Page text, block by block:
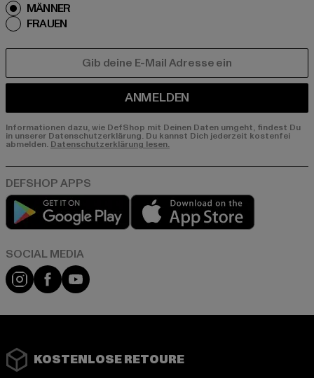
MÄNNER
FRAUEN
ANMELDEN
Informationen dazu, wie DefShop mit Deinen Daten umgeht, findest Du
in unserer Datenschutzerklärung. Du kannst Dich jederzeit kostenfei
abmelden. Datenschutzerklärung lesen.
Play market
Instagram
FacebookYouTube
KOSTENLOSE RETOURE